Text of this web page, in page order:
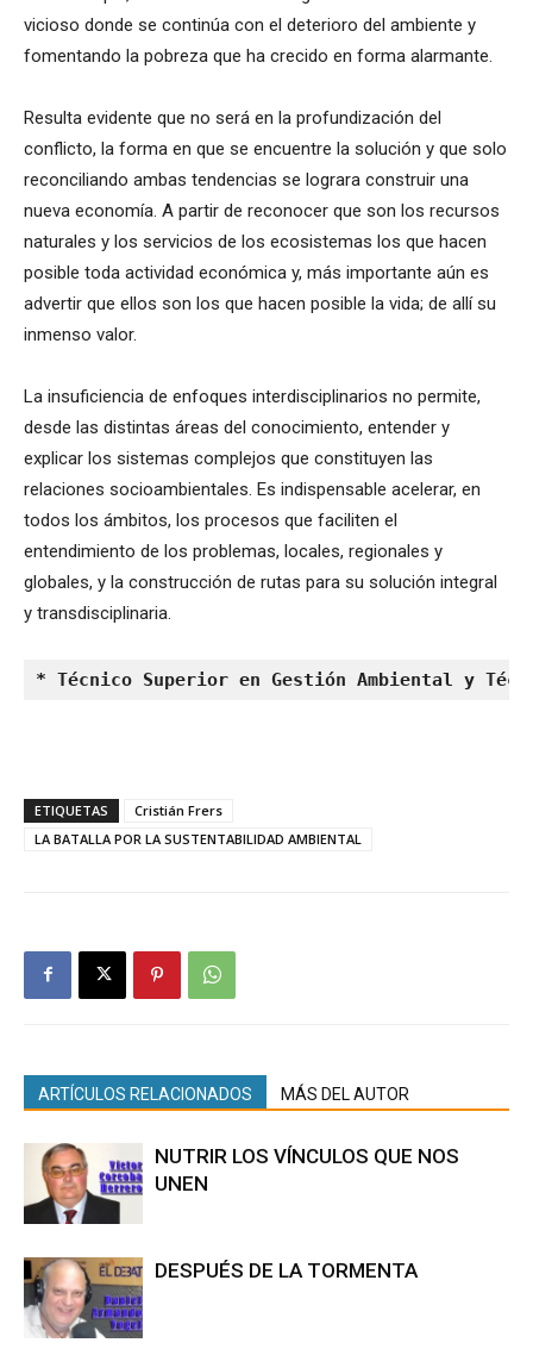
vicioso donde se continúa con el deterioro del ambiente y
fomentando la pobreza que ha crecido en forma alarmante.
Resulta evidente que no será en la profundización del
conflicto, la forma en que se encuentre la solución y que solo
reconciliando ambas tendencias se lograra construir una
nueva economía. A partir de reconocer que son los recursos
naturales y los servicios de los ecosistemas los que hacen
posible toda actividad económica y, más importante aún es
advertir que ellos son los que hacen posible la vida; de allí su
inmenso valor.
La insuficiencia de enfoques interdisciplinarios no permite,
desde las distintas áreas del conocimiento, entender y
explicar los sistemas complejos que constituyen las
relaciones socioambientales. Es indispensable acelerar, en
todos los ámbitos, los procesos que faciliten el
entendimiento de los problemas, locales, regionales y
globales, y la construcción de rutas para su solución integral
y transdisciplinaria.
* Técnico Superior en Gestión Ambiental y
ETIQUETAS
Cristián Frers
LA BATALLA POR LA SUSTENTABILIDAD AMBIENTAL
ARTÍCULOS RELACIONADOS MÁS DEL AUTOR
NUTRIR LOS VÍNCULOS QUE NOS
UNEN
DESPUÉS DE LA TORMENTA